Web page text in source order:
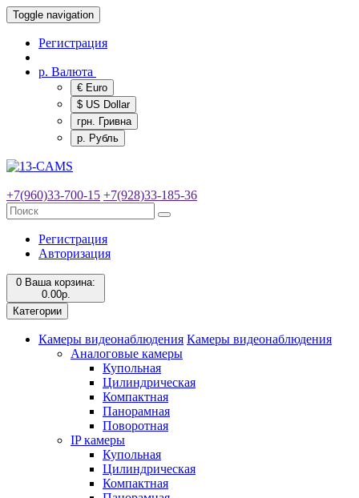
Toggle navigation
Регистрация
р. Валюта
€ Euro
$ US Dollar
грн. Гривна
р. Рубль
+7(960)33-700-15 +7(928)33-185-36
Регистрация
Авторизация
0 Ваша корзина:
0.00р.
Категории
Камеры видеонаблюдения Камеры видеонаблюдения
Аналоговые камеры
Купольная
Цилиндрическая
Компактная
Панорамная
Поворотная
IP камеры
Купольная
Цилиндрическая
Компактная